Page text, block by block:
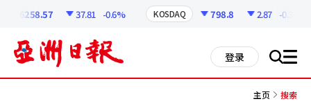
6258.57 37.81 -0.6% KOSDAQ 798.8 2.87 -0.36%
登录 搜 all
主页 搜索